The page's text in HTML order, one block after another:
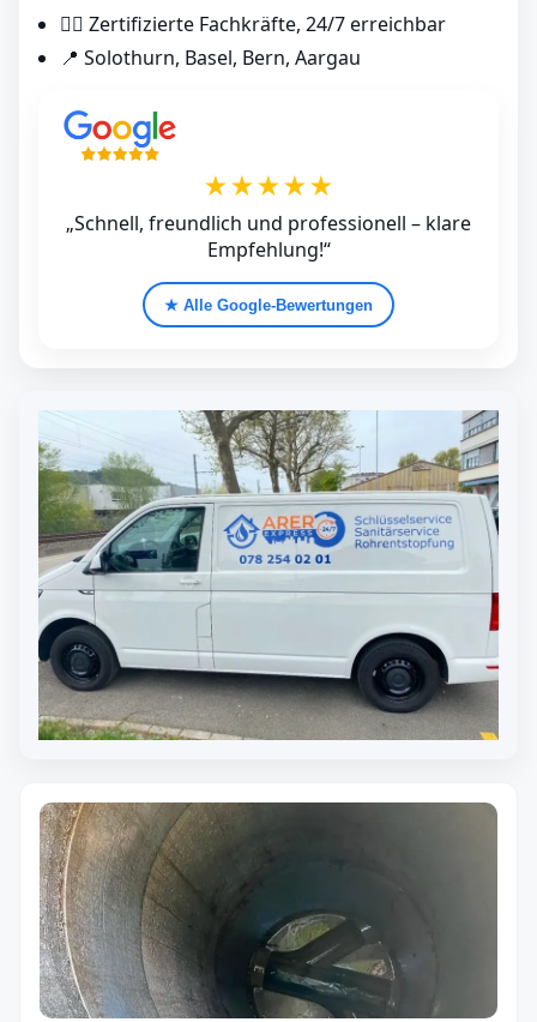
👷‍♂️ Zertifizierte Fachkräfte, 24/7 erreichbar
📍 Solothurn, Basel, Bern, Aargau
★★★★★
„Schnell, freundlich und professionell – klare
Empfehlung!“
★ Alle Google‑Bewertungen